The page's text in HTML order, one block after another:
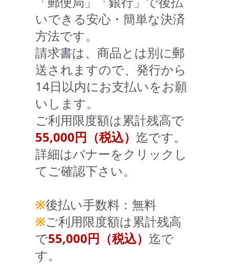
いできる安心・簡単な決済
方法です。
請求書は、商品とは別に郵
送されますので、発行から
14日以内にお支払いをお願
いします。
ご利用限度額は累計残高で
55,000円（税込） 迄です。
詳細はバナーをクリックし
てご確認下さい。
※後払い手数料：無料
※ご利用限度額は累計残高
で55,000円（税込） 迄で
す。